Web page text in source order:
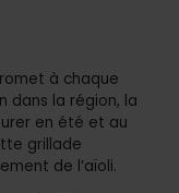
à chaque
dans la région, la
en été et au
grillade
de l’aïoli.